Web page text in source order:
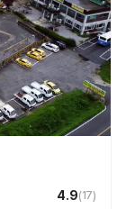
4.9(17)